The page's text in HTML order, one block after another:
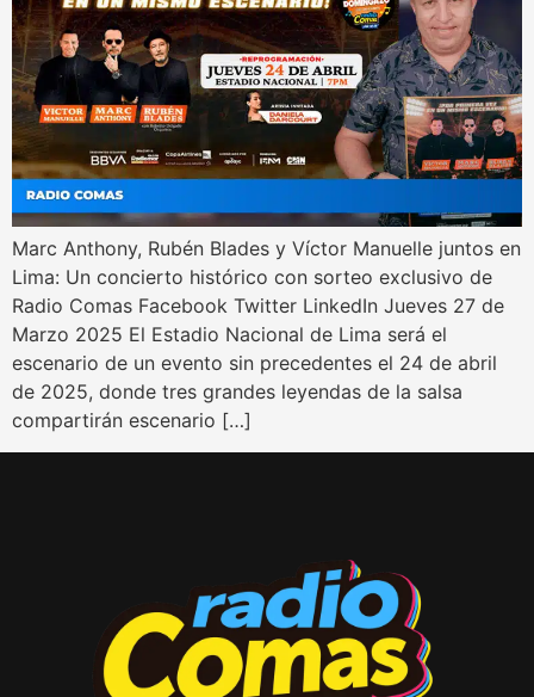
Marc Anthony, Rubén Blades y Víctor Manuelle juntos en
Lima: Un concierto histórico con sorteo exclusivo de
Radio Comas Facebook Twitter LinkedIn Jueves 27 de
Marzo 2025 El Estadio Nacional de Lima será el
escenario de un evento sin precedentes el 24 de abril
de 2025, donde tres grandes leyendas de la salsa
compartirán escenario […]